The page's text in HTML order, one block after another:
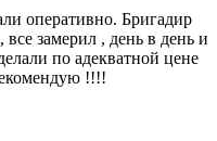
оперативно. Бригадир
замерил , день в день и
по адекватной цене
!!!!